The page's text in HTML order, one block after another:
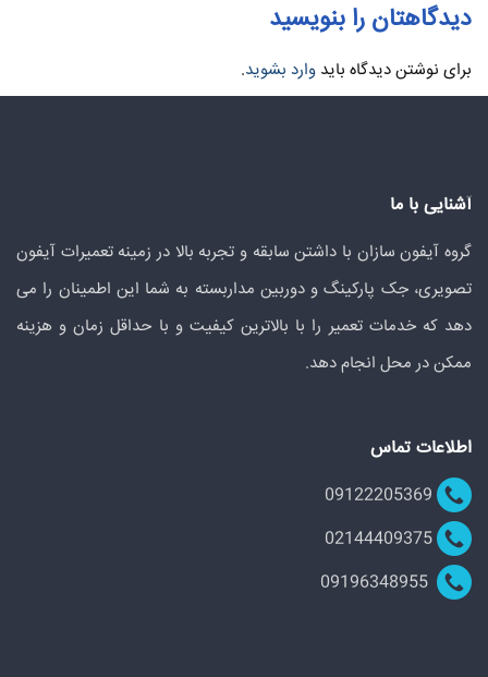
دیدگاهتان را بنویسید
برای نوشتن دیدگاه باید وارد بشوید.
آشنایی با ما
گروه آیفون سازان با داشتن سابقه و تجربه بالا در زمینه تعمیرات آیفون
تصویری، جک پارکینگ و دوربین مداربسته به شما این اطمینان را می
دهد که خدمات تعمیر را با بالاترین کیفیت و با حداقل زمان و هزینه
ممکن در محل انجام دهد.
اطلاعات تماس